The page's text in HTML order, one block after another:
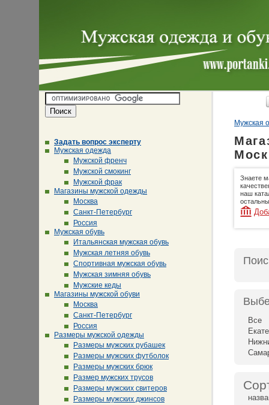
Задать вопрос эксперту
Мужская одежда
Мужской френч
Мужской смокинг
Мужской фрак
Магазины мужской одежды
Москва
Санкт-Петербург
Россия
Мужская обувь
Итальянская мужская обувь
Мужская летняя обувь
Спортивная мужская обувь
Мужская зимняя обувь
Мужские кеды
Магазины мужской обуви
Москва
Санкт-Петербург
Россия
Размеры мужской одежды
Размеры мужских рубашек
Размеры мужских футболок
Размеры мужских брюк
Размер мужских трусов
Размеры мужских свитеров
Размеры мужских джинсов
Мужская
Знаете
наш
Все